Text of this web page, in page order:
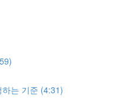
는 기준 (4:31)